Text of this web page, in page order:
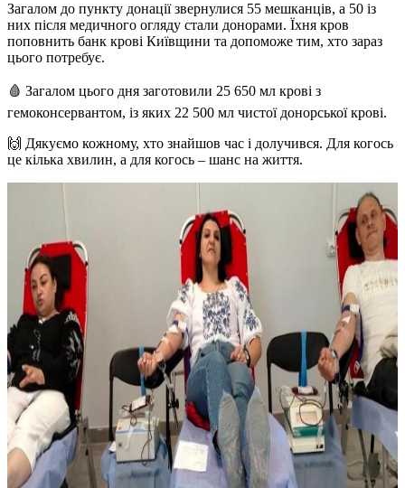
Загалом до пункту донації звернулися 55 мешканців, а 50 із
них після медичного огляду стали донорами. Їхня кров
поповнить банк крові Київщини та допоможе тим, хто зараз
цього потребує.
🩸 Загалом цього дня заготовили 25 650 мл крові з
гемоконсервантом, із яких 22 500 мл чистої донорської крові.
🙌 Дякуємо кожному, хто знайшов час і долучився. Для когось
це кілька хвилин, а для когось – шанс на життя.